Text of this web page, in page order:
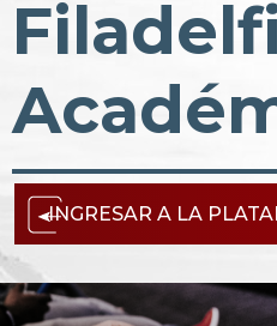
INGRESAR A LA